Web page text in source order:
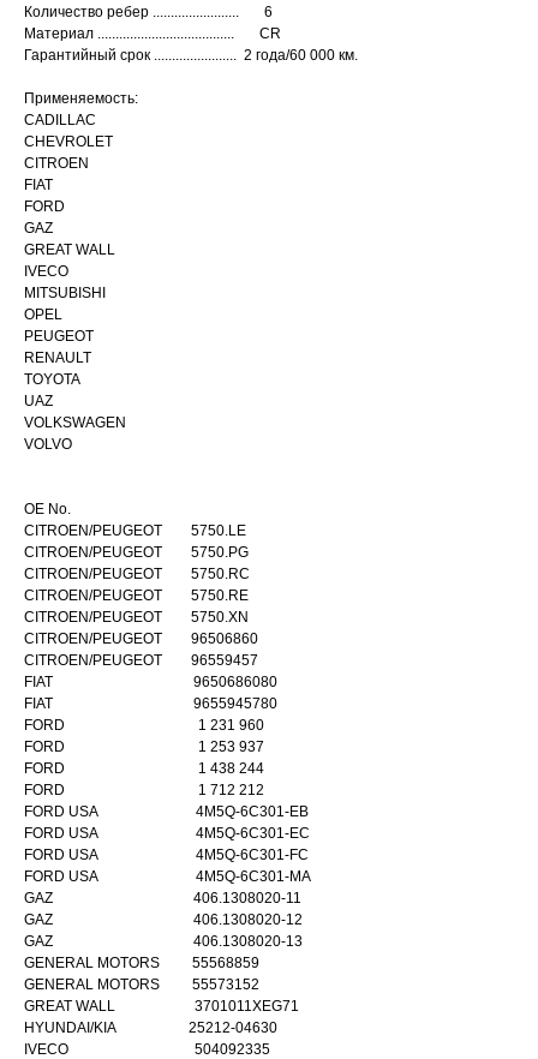
Количество ребер ........................ 6
Материал ...................................... CR
Гарантийный срок ....................... 2 года/60 000 км.
Применяемость:
CADILLAC
CHEVROLET
CITROEN
FIAT
FORD
GAZ
GREAT WALL
IVECO
MITSUBISHI
OPEL
PEUGEOT
RENAULT
TOYOTA
UAZ
VOLKSWAGEN
VOLVO
OE No.
CITROEN/PEUGEOT 5750.LE
CITROEN/PEUGEOT 5750.PG
CITROEN/PEUGEOT 5750.RC
CITROEN/PEUGEOT 5750.RE
CITROEN/PEUGEOT 5750.XN
CITROEN/PEUGEOT 96506860
CITROEN/PEUGEOT 96559457
FIAT 9650686080
FIAT 9655945780
FORD 1 231 960
FORD 1 253 937
FORD 1 438 244
FORD 1 712 212
FORD USA 4M5Q-6C301-EB
FORD USA 4M5Q-6C301-EC
FORD USA 4M5Q-6C301-FC
FORD USA 4M5Q-6C301-MA
GAZ 406.1308020-11
GAZ 406.1308020-12
GAZ 406.1308020-13
GENERAL MOTORS 55568859
GENERAL MOTORS 55573152
GREAT WALL 3701011XEG71
HYUNDAI/KIA 25212-04630
IVECO 504092335